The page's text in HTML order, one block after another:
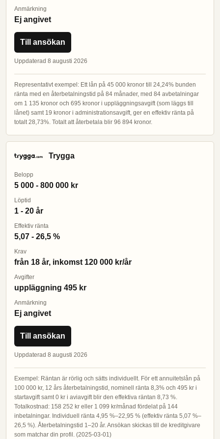
Anmärkning
Ej angivet
Till ansökan
Uppdaterad 8 augusti 2026
Representativt exempel: Ett lån på 45 000 kronor till 24,24% bunden
ränta med en återbetalningstid på 84 månader, med 84 avbetalningar
om 1 135 kronor och 695 kronor i uppläggningsavgift (som läggs till
lånet) samt 19 kronor i administrationsavgift, ger en effektiv ränta på
totalt 28,73%. Totalt att återbetala blir 96 894 kronor.
Trygga
Belopp
5 000 - 800 000 kr
Löptid
1 - 20 år
Effektiv ränta
5,07 - 26,5 %
Krav
från 18 år, inkomst 120 000 kr/år
Avgifter
uppläggning 495 kr
Anmärkning
Ej angivet
Till ansökan
Uppdaterad 8 augusti 2026
Exempel: Räntan är rörlig och sätts individuellt. För ett annuitetslån på
100 000 kr, 12 års återbetalningstid, nominell ränta 8,3% och 495 kr i
startavgift samt 0 kr i aviavgift blir den effektiva räntan 8,73 %.
Totalkostnad: 158 252 kr eller 1 099 kr/månad fördelat på 144
inbetalningar. Individuell ränta 4,95 %–22,95 % (effektiv ränta 5,07 %–
26,5 %). Återbetalningstid 1–20 år. Ansökan skickas till de kreditgivare
som matchar din profil. (2025-03-01)